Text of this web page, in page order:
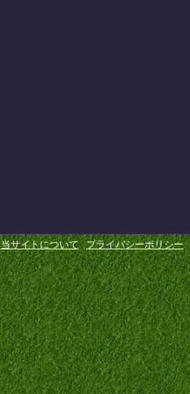
当サイトについて プライバシーポリシー